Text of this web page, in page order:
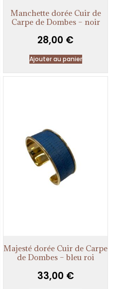
Manchette dorée Cuir de
Carpe de Dombes – noir
28,00 €
Ajouter au panier
Majesté dorée Cuir de Carpe
de Dombes – bleu roi
33,00 €